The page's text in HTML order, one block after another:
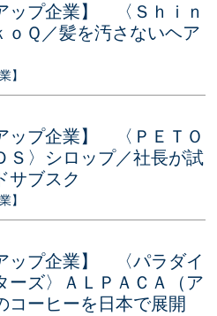
ップ企業】 〈Ｓｈｉｎ
ｏＱ／髪を汚さないヘア
】
ップ企業】 〈ＰＥＴＯ
〉シロップ／社長が試
サブスク
】
ップ企業】 〈パラダイ
ーズ〉ＡＬＰＡＣＡ（ア
コーヒーを日本で展開